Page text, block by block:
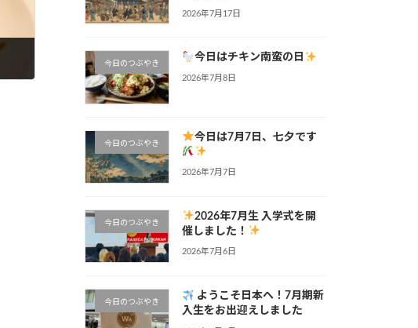
2026年7月17日
今日のつぶやき
今日はチキン南蛮の日
2026年7月8日
今日のつぶやき
今日は7月7日、七夕です
2026年7月7日
今日のつぶやき
2026年7月生 入学式を開
催しました！
2026年7月6日
今日のつぶやき
ようこそ日本へ！7月期新
入生をお出迎えしました